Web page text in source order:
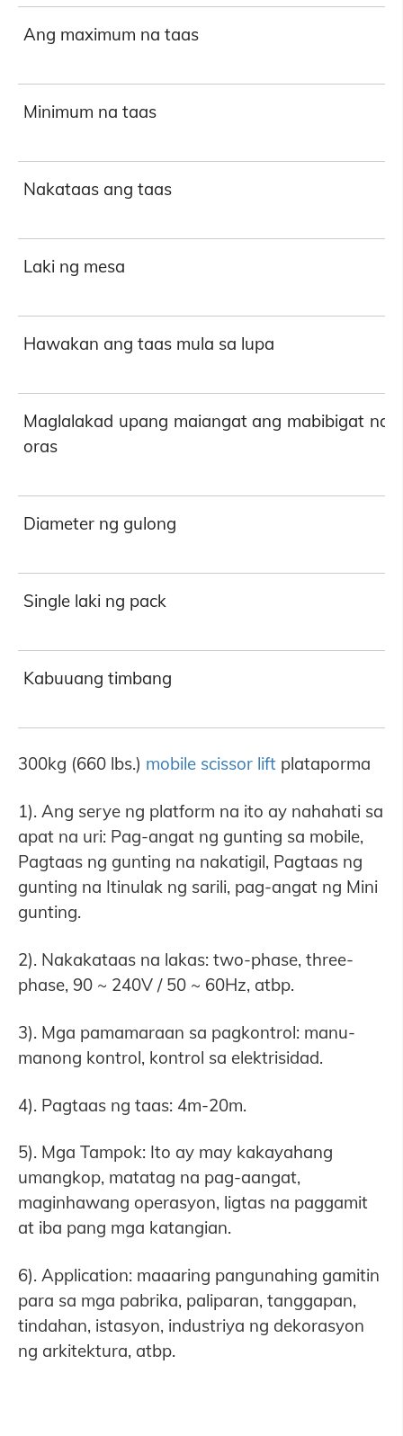
Ang maximum na taas
Minimum na taas
Nakataas ang taas
Laki ng mesa
Hawakan ang taas mula sa lupa
Maglalakad upang maiangat ang mabibigat na
oras
Diameter ng gulong
Single laki ng pack
Kabuuang timbang
300kg (660 lbs.) mobile scissor liftplataporma
1). Ang serye ng platform na ito ay nahahati sa
apat na uri: Pag-angat ng gunting sa mobile,
Pagtaas ng gunting na nakatigil, Pagtaas ng
gunting na Itinulak ng sarili, pag-angat ng Mini
gunting.
2). Nakakataas na lakas: two-phase, three-
phase, 90 ~ 240V / 50 ~ 60Hz, atbp.
3). Mga pamamaraan sa pagkontrol: manu-
manong kontrol, kontrol sa elektrisidad.
4). Pagtaas ng taas: 4m-20m.
5). Mga Tampok: Ito ay may kakayahang
umangkop, matatag na pag-aangat,
maginhawang operasyon, ligtas na paggamit
at iba pang mga katangian.
6). Application: maaaring pangunahing gamitin
para sa mga pabrika, paliparan, tanggapan,
tindahan, istasyon, industriya ng dekorasyon
ng arkitektura, atbp.